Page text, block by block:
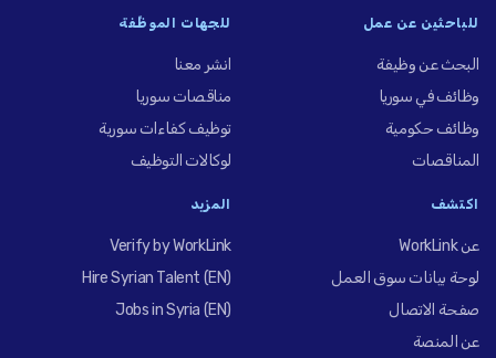
للباحثين عن عمل
البحث عن وظيفة
وظائف في سوريا
وظائف حكومية
المناقصات
للجهات الموظِّفة
انشر معنا
مناقصات سوريا
توظيف كفاءات سورية
لوكالات التوظيف
اكتشف
عن WorkLink
لوحة بيانات سوق العمل
صفحة الاتصال
عن المنصة
المزيد
Verify by WorkLink
Hire Syrian Talent (EN)
Jobs in Syria (EN)